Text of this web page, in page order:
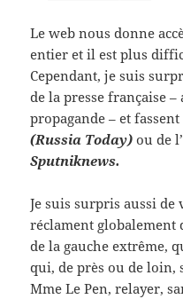
Le web nous donne
entier et il est plus
Cependant, je suis
de la presse française –
propagande – et
(Russia Today) ou de
Sputniknews.
Je suis surpris aussi de
réclament globalement
de la gauche extrême,
qui, de près ou de loin,
Mme Le Pen, relayer,